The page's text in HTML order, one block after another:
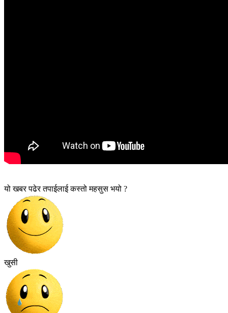
यो खबर पढेर तपाईलाई कस्तो महसुस भयो ?
खुसी